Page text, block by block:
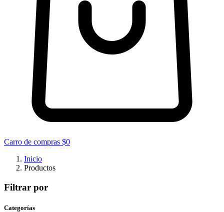
Carro de compras $0
Inicio
Productos
Filtrar por
Categorías